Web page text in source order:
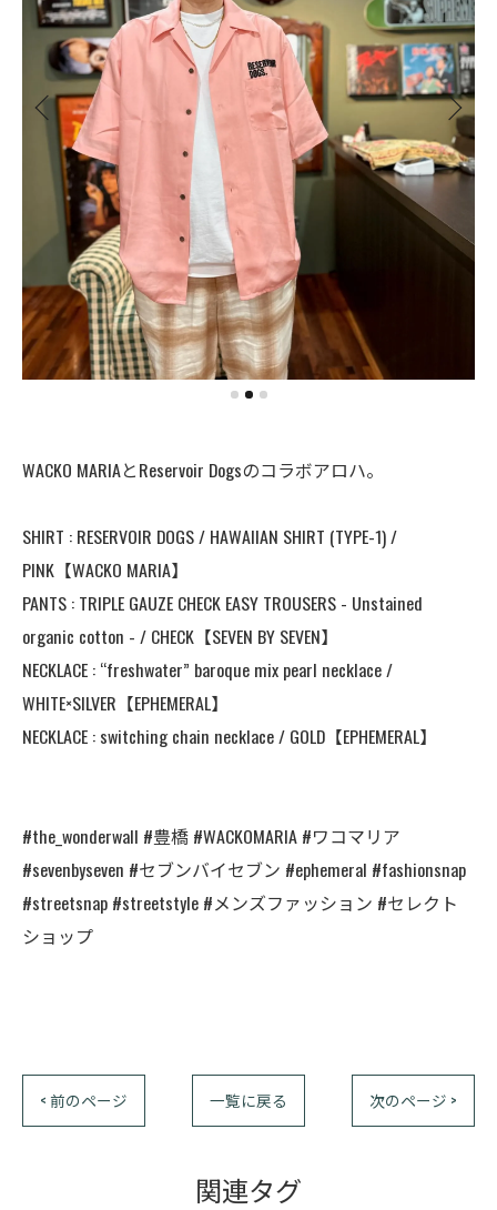
WACKO MARIAとReservoir Dogsのコラボアロハ。
SHIRT : RESERVOIR DOGS / HAWAIIAN SHIRT (TYPE-1) /
PINK【WACKO MARIA】
PANTS : TRIPLE GAUZE CHECK EASY TROUSERS - Unstained
organic cotton - / CHECK【SEVEN BY SEVEN】
NECKLACE : “freshwater” baroque mix pearl necklace /
WHITE×SILVER【EPHEMERAL】
NECKLACE : switching chain necklace / GOLD【EPHEMERAL】
#the_wonderwall #豊橋 #WACKOMARIA #ワコマリア
#sevenbyseven #セブンバイセブン #ephemeral #fashionsnap
#streetsnap #streetstyle #メンズファッション #セレクト
ショップ
< 前のページ 一覧に戻る 次のページ >
関連タグ